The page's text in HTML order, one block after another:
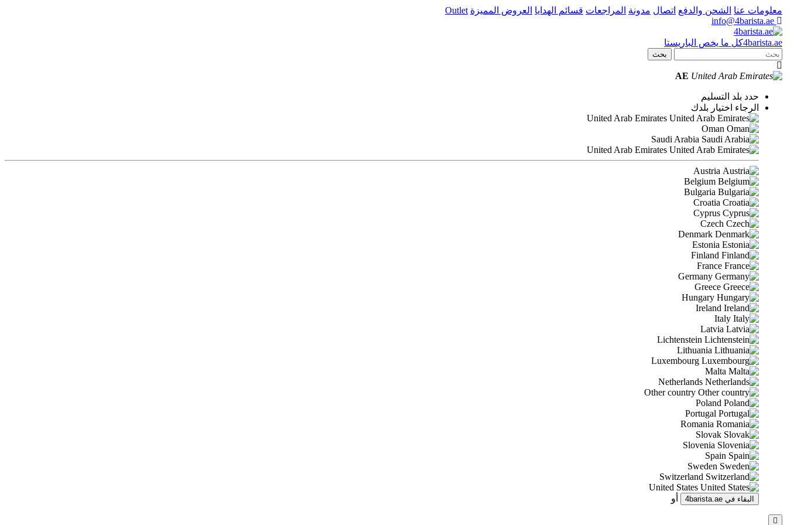
معلومات عنا الشحن والدفع اتصال مدونة المراجعات قسائم الهدايا العروض المميزة Outlet
4barista.ae كل ما يخص الباريستا
بحث
AE
حدد بلد التسليم
الرجاء اختيار بلدك
United Arab Emirates
Oman
Saudi Arabia
United Arab Emirates
Austria
Belgium
Bulgaria
Croatia
Cyprus
Czech
Denmark
Estonia
Finland
France
Germany
Greece
Hungary
Ireland
Italy
Latvia
Lichtenstein
Lithuania
Luxembourg
Malta
Netherlands
Other country
Poland
Portugal
Romania
Slovak
Slovenia
Spain
Sweden
Switzerland
United States
البقاء في 4barista.ae أو